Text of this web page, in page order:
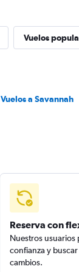
Vuelos
Vuelos a Savannah
Reserva con
Nuestros usuarios
confianza y
cambios.